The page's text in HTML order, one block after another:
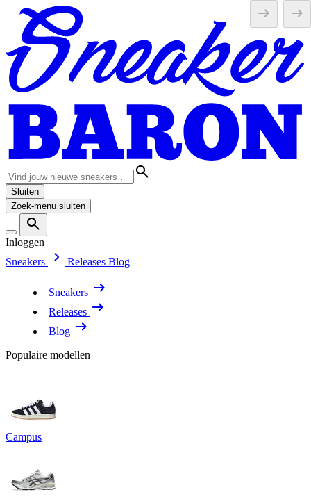
Sluiten
Zoek-menu sluiten
Inloggen
Sneakers
Releases Blog
Sneakers
Releases
Blog
Populaire modellen
Campus